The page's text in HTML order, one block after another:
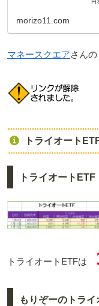
円
morizo11.com
マネースクエアさん
トライオート
トライオート
トライオートETFは
もりぞーのトラ